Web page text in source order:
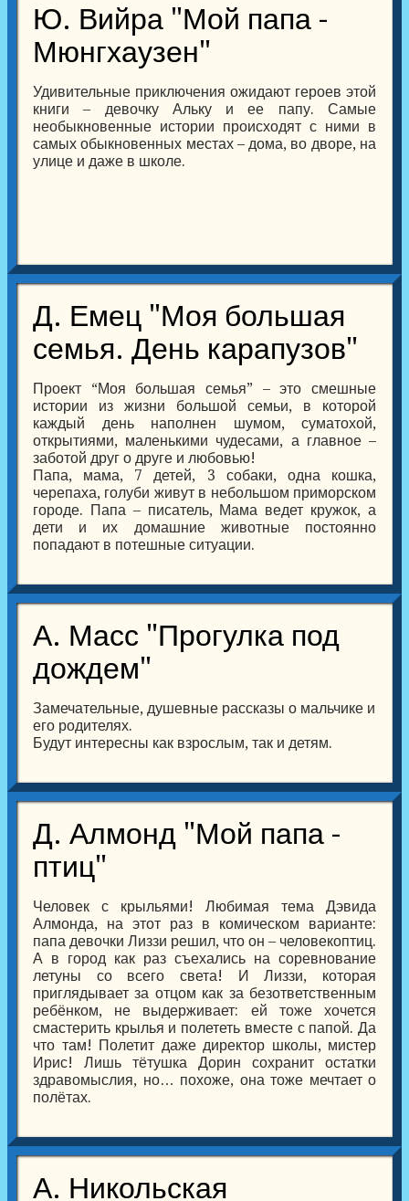
Ю. Вийра "Мой папа -
Мюнгхаузен"
Удивительные приключения ожидают героев этой
книги – девочку Альку и ее папу. Самые
необыкновенные истории происходят с ними в
самых обыкновенных местах – дома, во дворе, на
улице и даже в школе.
Д. Емец "Моя большая
семья. День карапузов"
Проект “Моя большая семья” – это смешные
истории из жизни большой семьи, в которой
каждый день наполнен шумом, суматохой,
открытиями, маленькими чудесами, а главное –
заботой друг о друге и любовью!
Папа, мама, 7 детей, 3 собаки, одна кошка,
черепаха, голуби живут в небольшом приморском
городе. Папа – писатель, Мама ведет кружок, а
дети и их домашние животные постоянно
попадают в потешные ситуации.
А. Масс "Прогулка под
дождем"
Замечательные, душевные рассказы о мальчике и
его родителях.
Будут интересны как взрослым, так и детям.
Д. Алмонд "Мой папа -
птиц"
Человек с крыльями! Любимая тема Дэвида
Алмонда, на этот раз в комическом варианте:
папа девочки Лиззи решил, что он – человекоптиц.
А в город как раз съехались на соревнование
летуны со всего света! И Лиззи, которая
приглядывает за отцом как за безответственным
ребёнком, не выдерживает: ей тоже хочется
смастерить крылья и полететь вместе с папой. Да
что там! Полетит даже директор школы, мистер
Ирис! Лишь тётушка Дорин сохранит остатки
здравомыслия, но… похоже, она тоже мечтает о
полётах.
А. Никольская